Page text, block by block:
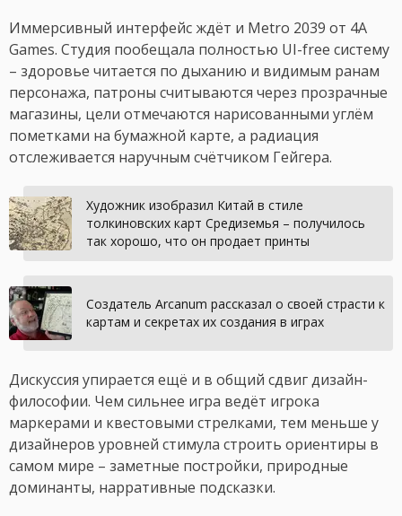
Иммерсивный интерфейс ждёт и Metro 2039 от 4A
Games. Студия пообещала полностью UI-free систему
– здоровье читается по дыханию и видимым ранам
персонажа, патроны считываются через прозрачные
магазины, цели отмечаются нарисованными углём
пометками на бумажной карте, а радиация
отслеживается наручным счётчиком Гейгера.
Художник изобразил Китай в стиле
толкиновских карт Средиземья – получилось
так хорошо, что он продает принты
Создатель Arcanum рассказал о своей страсти к
картам и секретах их создания в играх
Дискуссия упирается ещё и в общий сдвиг дизайн-
философии. Чем сильнее игра ведёт игрока
маркерами и квестовыми стрелками, тем меньше у
дизайнеров уровней стимула строить ориентиры в
самом мире – заметные постройки, природные
доминанты, нарративные подсказки.